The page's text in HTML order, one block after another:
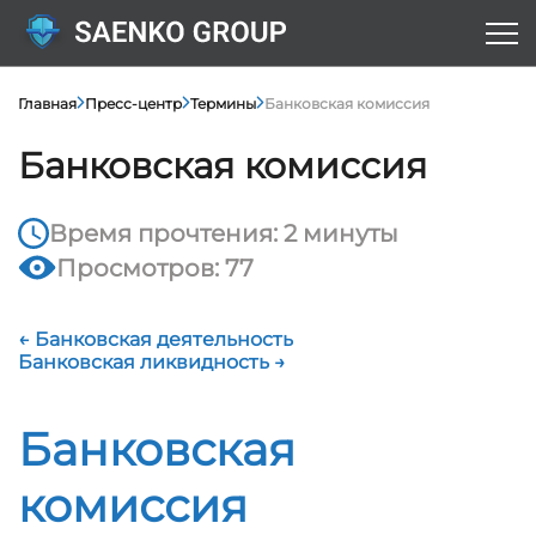
Главная Пресс-центр Термины Банковская комиссия
Банковская комиссия
Время прочтения: 2 минуты
Просмотров: 77
← Банковская деятельность
Банковская ликвидность →
Банковская
комиссия